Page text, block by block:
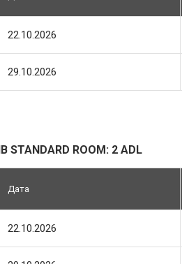
22.10.2026
29.10.2026
STANDARD ROOM: 2 ADL
Дата
22.10.2026